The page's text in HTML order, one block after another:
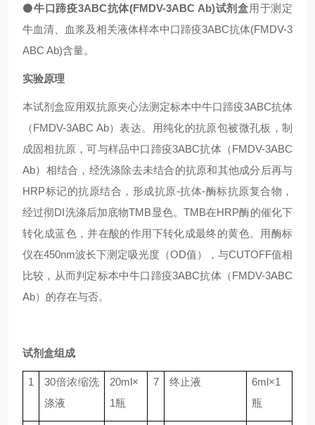
⚫牛口蹄疫3ABC抗体(FMDV-3ABC Ab)试剂盒用于测定
牛血清、血浆及相关液体样本中口蹄疫3ABC抗体(FMDV-3
ABC Ab)含量。
实验原理
本试剂盒应用双抗原夹心法测定标本中牛口蹄疫3ABC抗体
（FMDV-3ABC Ab）表达。用纯化的抗原包被微孔板，制
成固相抗原，可与样品中口蹄疫3ABC抗体（FMDV-3ABC
Ab）相结合，经洗涤除去未结合的抗原和其他成分后再与
HRP标记的抗原结合，形成抗原-抗体-酶标抗原复合物，
经过彻DI洗涤后加底物TMB显色。TMB在HRP酶的催化下
转化成蓝色，并在酸的作用下转化成最终的黄色。用酶标
仪在450nm波长下测定吸光度（OD值），与CUTOFF值相
比较，从而判定标本中牛口蹄疫3ABC抗体（FMDV-3ABC
Ab）的存在与否。
试剂盒组成
1 30倍浓缩洗
涤液
20ml×
1瓶
7 终止液 6ml×1
瓶